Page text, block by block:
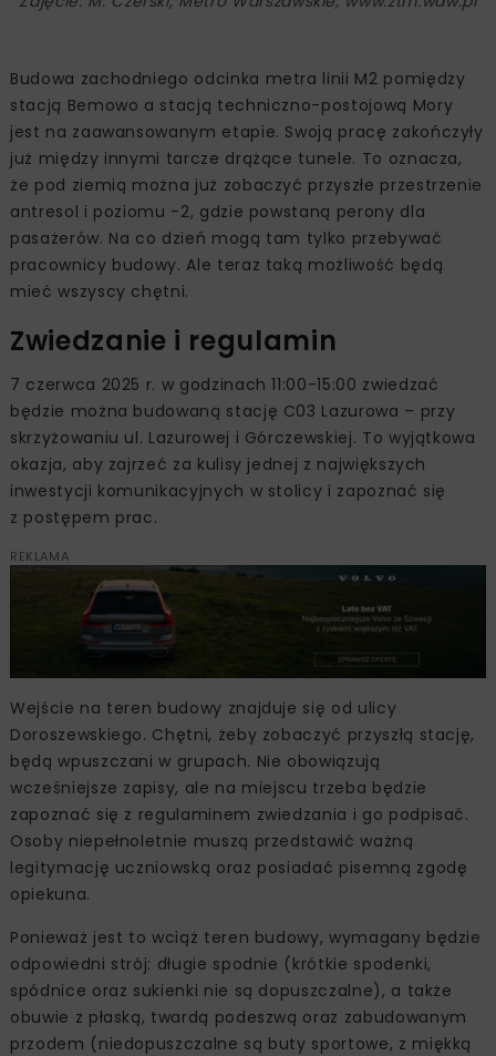
Budowa zachodniego odcinka metra linii M2 pomiędzy
stacją Bemowo a stacją techniczno-postojową Mory
jest na zaawansowanym etapie. Swoją pracę zakończyły
już między innymi tarcze drążące tunele. To oznacza,
że pod ziemią można już zobaczyć przyszłe przestrzenie
antresol i poziomu -2, gdzie powstaną perony dla
pasażerów. Na co dzień mogą tam tylko przebywać
pracownicy budowy. Ale teraz taką możliwość będą
mieć wszyscy chętni.
Zwiedzanie i regulamin
7 czerwca 2025 r. w godzinach 11:00-15:00 zwiedzać
będzie można budowaną stację C03 Lazurowa – przy
skrzyżowaniu ul. Lazurowej i Górczewskiej. To wyjątkowa
okazja, aby zajrzeć za kulisy jednej z największych
inwestycji komunikacyjnych w stolicy i zapoznać się
z postępem prac.
REKLAMA
Wejście na teren budowy znajduje się od ulicy
Doroszewskiego. Chętni, żeby zobaczyć przyszłą stację,
będą wpuszczani w grupach. Nie obowiązują
wcześniejsze zapisy, ale na miejscu trzeba będzie
zapoznać się z regulaminem zwiedzania i go podpisać.
Osoby niepełnoletnie muszą przedstawić ważną
legitymację uczniowską oraz posiadać pisemną zgodę
opiekuna.
Ponieważ jest to wciąż teren budowy, wymagany będzie
odpowiedni strój: długie spodnie (krótkie spodenki,
spódnice oraz sukienki nie są dopuszczalne), a także
obuwie z płaską, twardą podeszwą oraz zabudowanym
przodem (niedopuszczalne są buty sportowe, z miękką